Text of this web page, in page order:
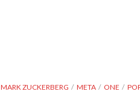
MARK ZUCKERBERG META ONE